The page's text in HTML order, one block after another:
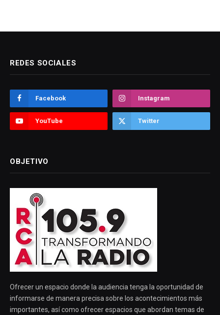
REDES SOCIALES
Facebook Instagram
YouTube Twitter
OBJETIVO
Ofrecer un espacio donde la audiencia tenga la oportunidad de
informarse de manera precisa sobre los acontecimientos más
importantes, así como ofrecer espacios que abordan temas de